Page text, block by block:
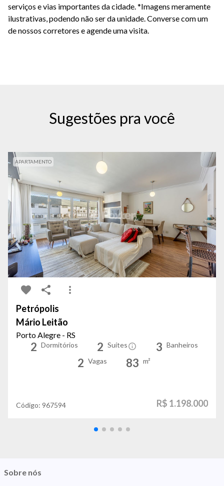
serviços e vias importantes da cidade. *Imagens meramente
ilustrativas, podendo não ser da unidade. Converse com um
de nossos corretores e agende uma visita.
Sugestões pra você
APARTAMENTO
Petrópolis
Mário Leitão
Porto Alegre - RS
2 Dormitórios 2 Suítes 3 Banheiros
2 Vagas 83 m²
Código: 967594 R$ 1.198.000
Sobre nós